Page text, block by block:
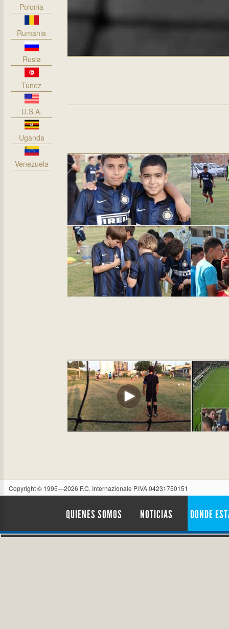
Polonia
Rumania
Rusia
Túnez
U.S.A.
Uganda
Venezuela
Copyright © 1995—2026 F.C. Internazionale P.IVA 04231750151
QUIENES SOMOS NOTICIAS DONDE